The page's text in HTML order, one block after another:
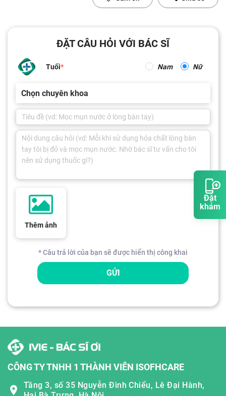
Đặt
khám
ĐẶT CÂU HỎI VỚI BÁC SĨ
Tuổi Nam Nữ
Chọn chuyên khoa
Thêm ảnh
* Câu trả lời của bạn sẽ được hiển thị công khai
GỬI
CÔNG TY TNHH 1 THÀNH VIÊN ISOFHCARE
Tầng 3, số 35 Nguyễn Đình Chiểu, Lê Đại Hành,